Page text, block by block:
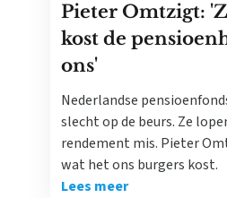
Pieter Omtzigt:
kost de
ons'
Nederlandse
slecht op de beurs. Ze
rendement mis. Pieter
wat het ons burgers kost.
Lees meer